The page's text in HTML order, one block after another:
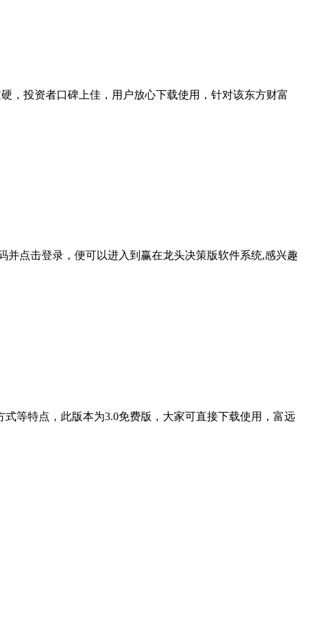
，投资者口碑上佳，用户放心下载使用，针对该东方财富
点击登录，便可以进入到赢在龙头决策版软件系统,感兴趣
等特点，此版本为3.0免费版，大家可直接下载使用，富远